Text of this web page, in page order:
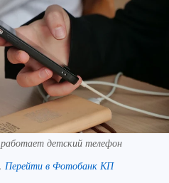
детский телефон
Перейти в Фотобанк КП